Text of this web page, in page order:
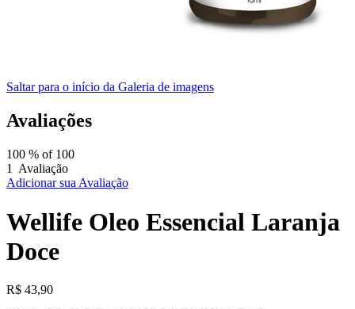
Saltar para o início da Galeria de imagens
Avaliações
100 % of 100
1
Avaliação
Adicionar sua Avaliação
Wellife Oleo Essencial Laranja
Doce
R$ 43,90